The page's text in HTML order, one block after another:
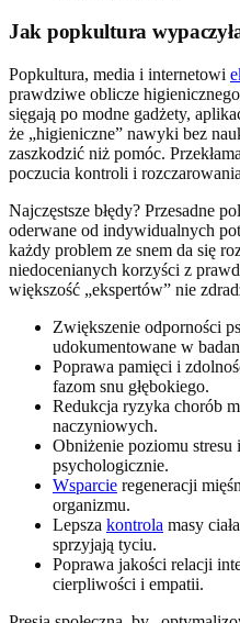
Jak popkultura
Popkultura, media i internetowi
prawdziwe oblicze
sięgają po modne gadżety,
że „higieniczne” nawyki bez
zaszkodzić niż pomóc.
poczucia kontroli i
Najczęstsze błędy? Przesadne
oderwane od indywidualnych
każdy problem ze snem da się
niedocenianych korzyści z
większość „ekspertów” nie
Zwiększenie odporności
udokumentowane w
Poprawa pamięci i
fazom snu głębokiego.
Redukcja ryzyka chorób
naczyniowych.
Obniżenie poziomu
psychologicznie.
Wsparcie regeneracji
organizmu.
Lepsza kontrola masy
sprzyjają tyciu.
Poprawa jakości relacji
cierpliwości i empatii.